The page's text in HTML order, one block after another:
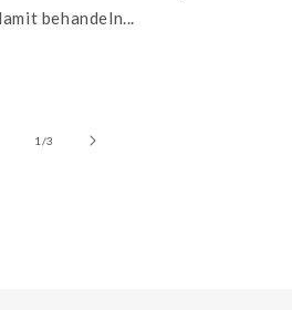
behandeln...
1 /von
3